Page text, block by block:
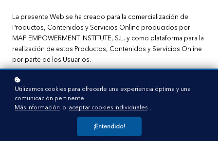
La presente Web se ha creado para la comercialización de
Productos, Contenidos y Servicios Online producidos por
MAP EMPOWERMENT INSTITUTE, S.L. y como plataforma para la
realización de estos Productos, Contenidos y Servicios Online
por parte de los Usuarios.
Este aviso legal (en adelante, “Aviso Legal”), junto con la política
de privacidad (en adelante “Política de Privacidad”), la política
de cookies (en adelante, “Política de Cookies”) y las
Condiciones Generales (en adelante, “Condiciones
Generales”) que resulten aplicables a los Productos,
Contenidos y/o Servicios ofrecidos constituyen el marco legal
Utilizamos cookies para ofrecerle una experiencia óptima y una
comunicación pertinente.
Más información o aceptar cookies individuales .
¡Entendido!